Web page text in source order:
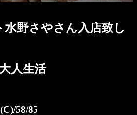
野さやさん入店致し
人生活
58/85